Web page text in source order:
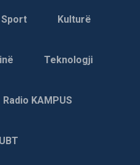
duke kërkuar kohë shtesë
Kurti deklaroi se kërkon
drejt shpërndarjes së
Sport Kulturë
Teknologji
Radio KAMPUS